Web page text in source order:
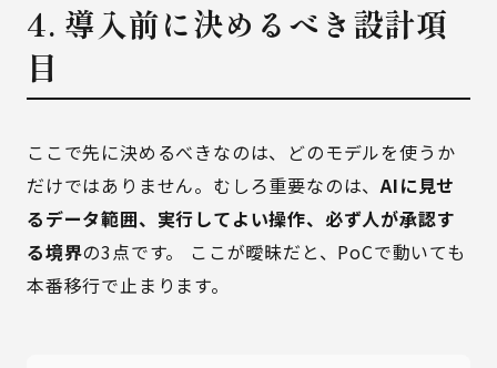
4. 導入前に決めるべき設計項
目
ここで先に決めるべきなのは、どのモデルを使うか
だけではありません。むしろ重要なのは、AIに見せ
るデータ範囲、実行してよい操作、必ず人が承認す
る境界の3点です。 ここが曖昧だと、PoCで動いても
本番移行で止まります。